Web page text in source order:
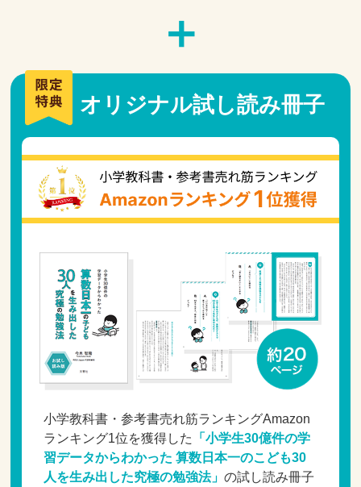
＋
オリジナル試し読み冊子
小学教科書・参考書売れ筋ランキングAmazon
ランキング1位を獲得した 「小学生30億件の学
習データからわかった 算数日本一のこども30
人を生み出した究極の勉強法」 の試し読み冊子